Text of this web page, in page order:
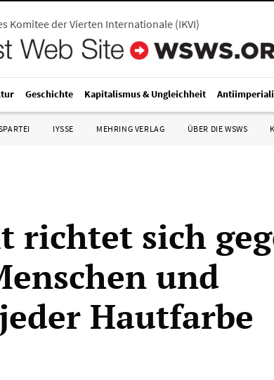
Komitee der Vierten Internationale (IKVI)
Geschichte Kapitalismus & Ungleichheit
IYSSE MEHRING VERLAG ÜBER DIE WSWS
richtet sich
und
Hautfarbe